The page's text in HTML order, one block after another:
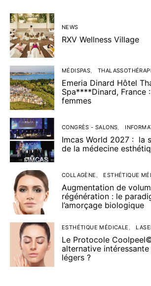
NEWS
RXV Wellness Village
MÉDISPAS
Emeria Dinard Hôtel
Spa****Dinard, France
femmes
CONGRÈS - SALONS
Imcas World 2027 : la
de la médecine
COLLAGÈNE ESTHÉTIQUE
Augmentation de
régénération : le
l’amorçage biologique
ESTHÉTIQUE MÉDICALE
Le Protocole
alternative
légers ?